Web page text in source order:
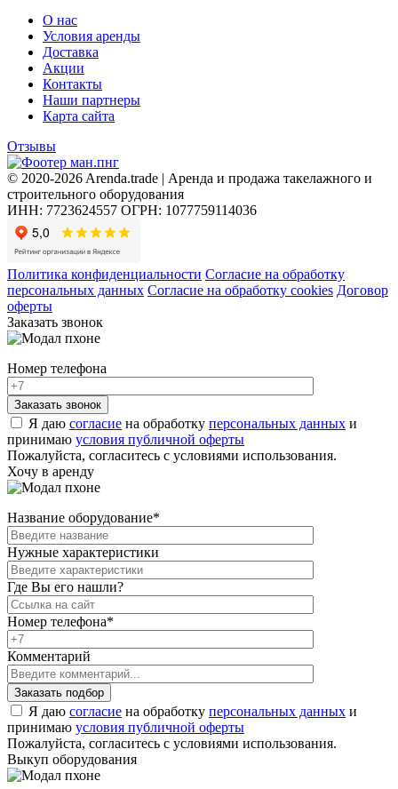
О нас
Условия аренды
Доставка
Акции
Контакты
Наши партнеры
Карта сайта
Отзывы
© 2020-2026 Arenda.trade | Аренда и продажа такелажного и
строительного оборудования
ИНН: 7723624557 ОГРН: 1077759114036
Политика конфиденциальности Согласие на обработку
персональных данных Согласие на обработку cookies Договор
оферты
Заказать звонок
Номер телефона
Я даю согласие на обработку персональных данных и
принимаю условия публичной оферты
Пожалуйста, согласитесь с условиями использования.
Хочу в аренду
Название оборудование*
Нужные характеристики
Где Вы его нашли?
Номер телефона*
Комментарий
Я даю согласие на обработку персональных данных и
принимаю условия публичной оферты
Пожалуйста, согласитесь с условиями использования.
Выкуп оборудования